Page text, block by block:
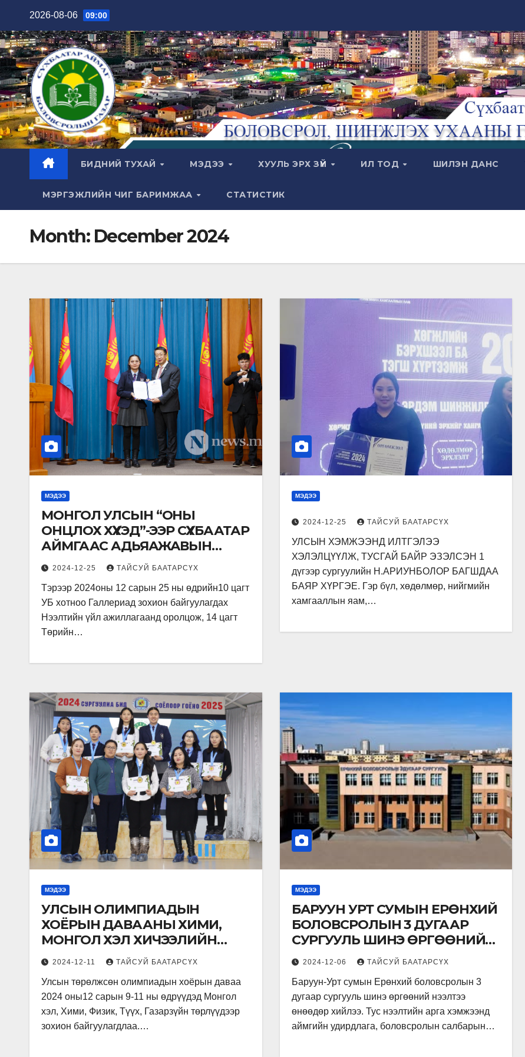
content
2026-08-06 09:00
БИДНИЙ ТУХАЙ МЭДЭЭ ХУУЛЬ ЭРХ ЗҮЙ ИЛ ТОД ШИЛЭН ДАНС
МЭРГЭЖЛИЙН ЧИГ БАРИМЖАА СТАТИСТИК
Month: December 2024
МЭДЭЭ
МОНГОЛ УЛСЫН “ОНЫ
ОНЦЛОХ ХҮҮХЭД”-ЭЭР СҮХБААТАР
АЙМГААС АДЬЯАЖАВЫН
ОЮУН-ЭРДЭНЭ ТОДОРЛОО.
2024-12-25 ТАЙСУЙ БААТАРСҮХ
Тэрээр 2024оны 12 сарын 25 ны өдрийн10 цагт
УБ хотноо Галлeриад зохион байгуулагдах
Нээлтийн үйл ажиллагаанд оролцож, 14 цагт
Төрийн…
МЭДЭЭ
2024-12-25 ТАЙСУЙ БААТАРСҮХ
УЛСЫН ХЭМЖЭЭНД ИЛТГЭЛЭЭ
ХЭЛЭЛЦҮҮЛЖ, ТУСГАЙ БАЙР ЭЗЭЛСЭН 1
дүгээр сургуулийн Н.АРИУНБОЛОР БАГШДАА
БАЯР ХҮРГЭЕ. Гэр бүл, хөдөлмөр, нийгмийн
хамгааллын яам,…
МЭДЭЭ
УЛСЫН ОЛИМПИАДЫН
ХОЁРЫН ДАВААНЫ ХИМИ,
МОНГОЛ ХЭЛ ХИЧЭЭЛИЙН
ШАГНАЛЫН ҮЙЛ АЖИЛЛАГАА
ЯВАГДЛАА.
2024-12-11 ТАЙСУЙ БААТАРСҮХ
Улсын төрөлжсөн олимпиадын хоёрын даваа
2024 оны12 сарын 9-11 ны өдрүүдэд Монгол
хэл, Хими, Физик, Түүх, Газарзүйн төрлүүдээр
зохион байгуулагдлаа.…
МЭДЭЭ
БАРУУН УРТ СУМЫН ЕРӨНХИЙ
БОЛОВСРОЛЫН 3 ДУГААР
СУРГУУЛЬ ШИНЭ ӨРГӨӨНИЙ
НЭЭЛТЭЭ ХИЙЛЭЭ.
2024-12-06 ТАЙСУЙ БААТАРСҮХ
Баруун-Урт сумын Ерөнхий боловсролын 3
дугаар сургууль шинэ өргөөний нээлтээ
өнөөдөр хийлээ. Тус нээлтийн арга хэмжээнд
аймгийн удирдлага, боловсролын салбарын…